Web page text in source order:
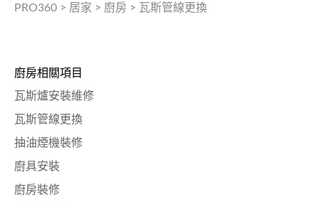
PRO360 > 居家 > 廚房 > 瓦斯管線更換
廚房相關項目
瓦斯爐安裝維修
瓦斯管線更換
抽油煙機裝修
廚具安裝
廚房裝修